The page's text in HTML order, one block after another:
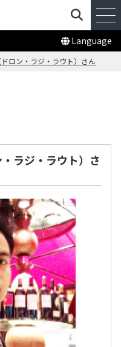
Language
ドロン・ラジ・ラウト）さん
ラジ・ラウト）さ